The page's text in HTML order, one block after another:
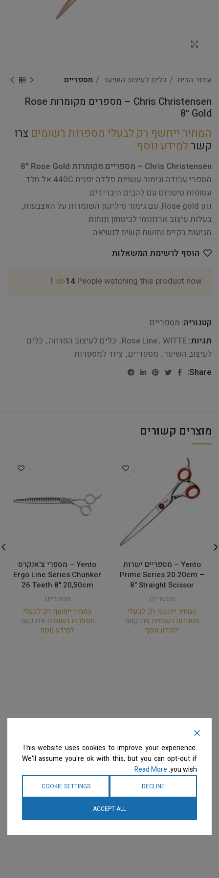
עמוד הבית כלים לעיצוב השיער מספריים
Chris Christensen – מספרים מקומרות Rose
Gold ״8
המחיר ייחשף רק לבעלי מספרות רשומים צרו
קשרלמידע נוסף
Chris Christensen – מספריים מקומרות Rose Gold ״8
מספרי עבודה וגימור עשויות פלדה יפנית 440C אל חלד
עטופות טיטניום עם להבים היברידים.
גוון Rose gold, עם גימור סיליקון השומרות על האצבעות,
בעלות עיצוב ארגונומי לביטחון ונוחות.
מגיעות בקייס נחושת קשיח לנשיאה.
הוסף לרשימת המשאלות
14 People watching this product now!
קטגוריה: מספריים
תגיות:
Rose Line, WITTE
, כלים לעיצוב הפרווה, כלים
לעיצוב השיער, מספריים, ציוד למספרות
Share:
מוצרים קשורים
Yento – מספריים ישרות
Prime Series 20.20cm –
8" Straight Scissor
מספריים
המחיר ייחשף רק לבעלי
מספרות רשומים צרו קשר
למידע נוסף
Yento – מספרי צ'אנקרס
Ergo Line Series Chunker
26 Teeth 8" 20,50cm
מספריים
המחיר ייחשף רק לבעלי
מספרות רשומים צרו קשר
למידע נוסף
This website uses cookies to improve your experience.
We'll assume you're ok with this, but you can opt-out if
you wish.
Read More
DECLINE
COOKIE SETTINGS
ACCEPT ALL